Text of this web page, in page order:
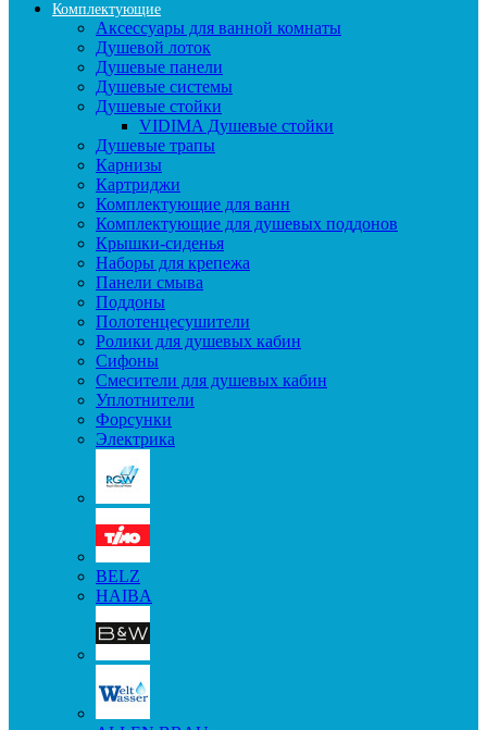
Комплектующие
Аксессуары для ванной комнаты
Душевой лоток
Душевые панели
Душевые системы
Душевые стойки
VIDIMA Душевые стойки
Душевые трапы
Карнизы
Картриджи
Комплектующие для ванн
Комплектующие для душевых поддонов
Крышки-сиденья
Наборы для крепежа
Панели смыва
Поддоны
Полотенцесушители
Ролики для душевых кабин
Сифоны
Смесители для душевых кабин
Уплотнители
Форсунки
Электрика
BELZ
HAIBA